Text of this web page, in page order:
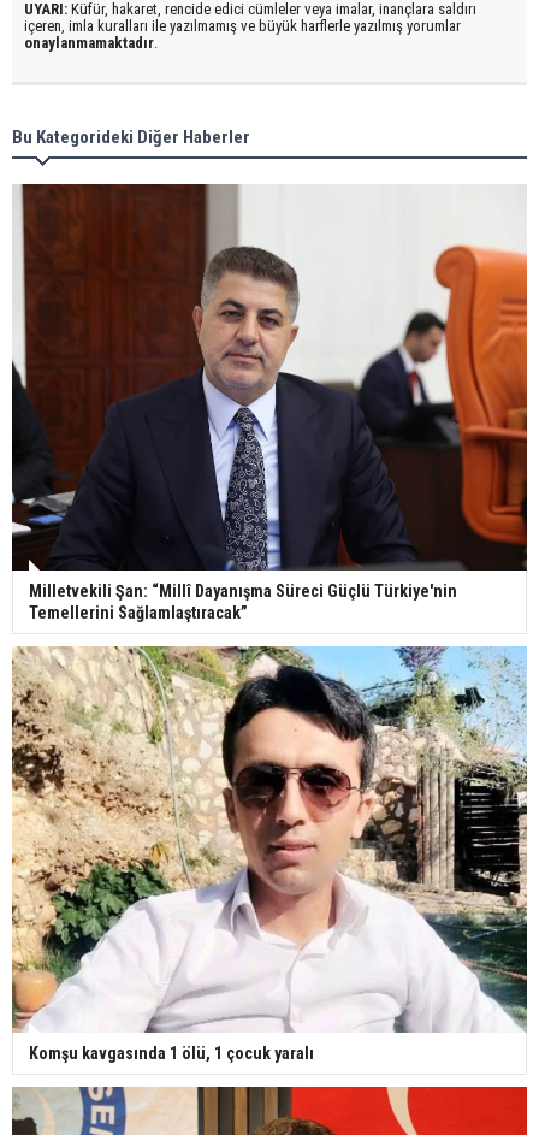
UYARI: Küfür, hakaret, rencide edici cümleler veya imalar, inançlara saldırı
içeren, imla kuralları ile yazılmamış ve büyük harflerle yazılmış yorumlar
onaylanmamaktadır.
Bu Kategorideki Diğer Haberler
Milletvekili Şan: “Millî Dayanışma Süreci Güçlü Türkiye'nin
Temellerini Sağlamlaştıracak”
Komşu kavgasında 1 ölü, 1 çocuk yaralı